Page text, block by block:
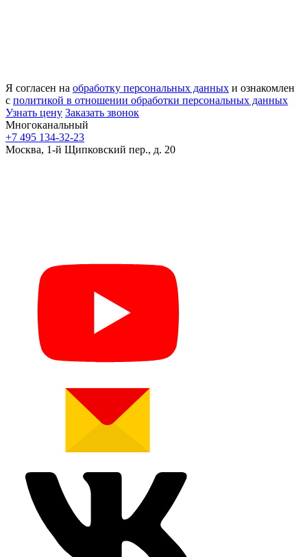
Я согласен на обработку персональных данных и ознакомлен
с политикой в отношении обработки персональных данных
Узнать цену Заказать звонок
Многоканальный
+7 495 134-32-23
Москва, 1-й Щипковский пер., д. 20